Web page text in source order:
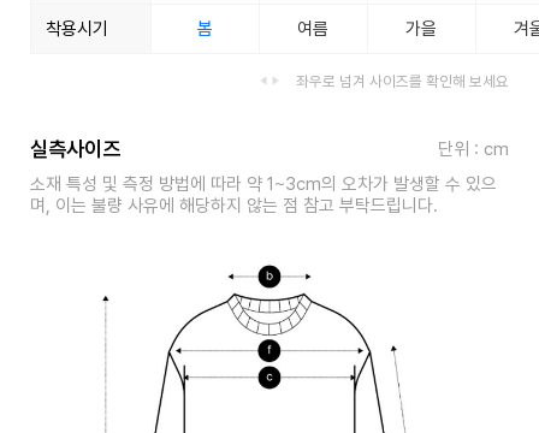
착용시기 봄 여름 가을 겨
좌우로 넘겨 사이즈를 확인해 보세요
실측사이즈
단위 : cm
소재 특성 및 측정 방법에 따라 약 1~3cm의 오차가 발생할 수 있으
며, 이는 불량 사유에 해당하지 않는 점 참고 부탁드립니다.